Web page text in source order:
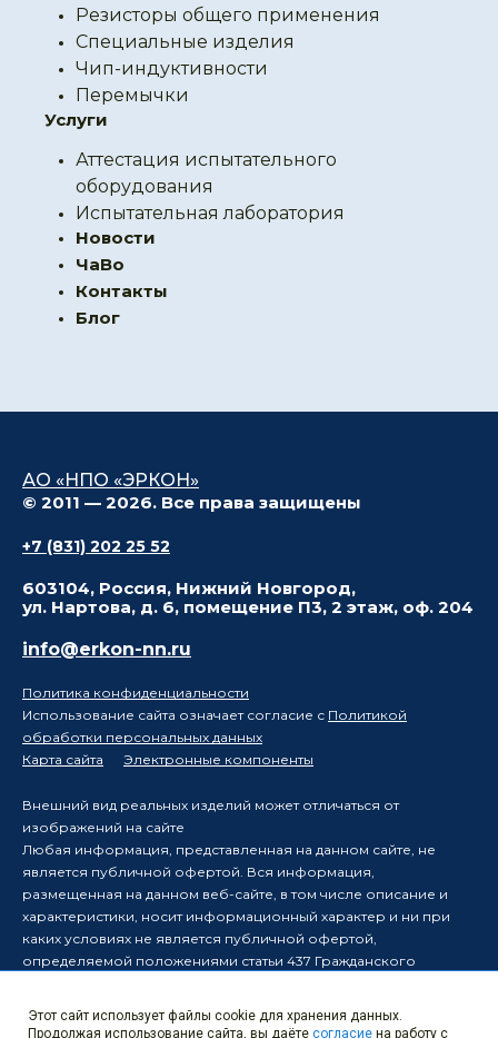
Резисторы общего применения
Специальные изделия
Чип-индуктивности
Перемычки
Услуги
Аттестация испытательного
оборудования
Испытательная лаборатория
Новости
ЧаВо
Контакты
Блог
АО «НПО «ЭРКОН»
© 2011 — 2026. Все права защищены
+7 (831) 202 25 52
603104, Россия, Нижний Новгород,
ул. Нартова, д. 6, помещение П3, 2 этаж, оф. 204
info@erkon-nn.ru
Политика конфиденциальности
Использование сайта означает согласие с Политикой
обработки персональных данных
Карта сайта
Электронные компоненты
Внешний вид реальных изделий может отличаться от
изображений на сайте
Любая информация, представленная на данном сайте, не
является публичной офертой. Вся информация,
размещенная на данном веб-сайте, в том числе описание и
характеристики, носит информационный характер и ни при
каких условиях не является публичной офертой,
определяемой положениями статьи 437 Гражданского
Производитель оставляет за собой право в одностороннем
порядке вносить изменения в информацию, размещенную на
Этот сайт использует файлы cookie для хранения данных.
Продолжая использование сайта, вы даёте согласие на работу с